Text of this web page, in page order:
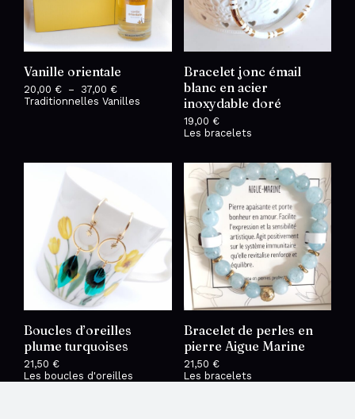
Vanille orientale
20,00 € – 37,00 €
de
Traditionnelles Vanilles
Bracelet jonc émail
blanc en acier
inoxydable doré
19,00 €
Les bracelets
Boucles d’oreilles
plume turquoises
21,50 €
Les boucles d'oreilles
Bracelet de perles en
pierre Aigue Marine
21,50 €
Les bracelets